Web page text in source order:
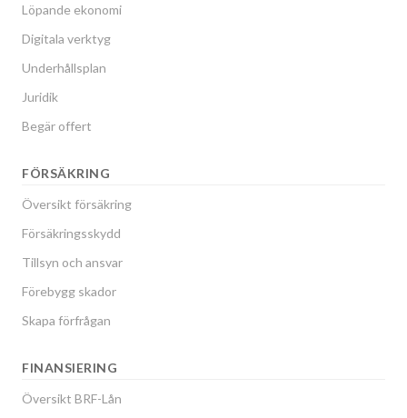
Löpande ekonomi
Digitala verktyg
Underhållsplan
Juridik
Begär offert
FÖRSÄKRING
Översikt försäkring
Försäkringsskydd
Tillsyn och ansvar
Förebygg skador
Skapa förfrågan
FINANSIERING
Översikt BRF-Lån